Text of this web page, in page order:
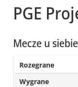
PGE
Mecze u siebie
Rozegrane
Wygrane